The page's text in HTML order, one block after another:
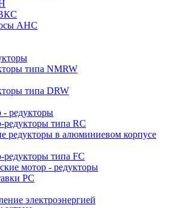
АНС
типа NMRW
типа DRW
редукторы
типа RC
редукторы в алюминиевом корпусе
типа FC
мотор - редукторы
PC
электроэнергией